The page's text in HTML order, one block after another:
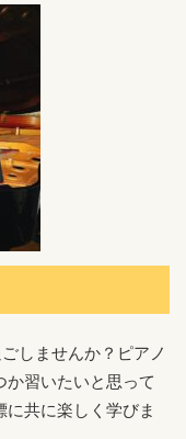
しませんか？ピアノ
か習いたいと思って
共に楽しく学びま